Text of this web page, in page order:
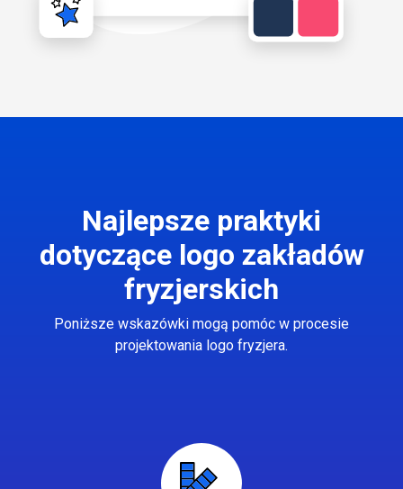
Najlepsze praktyki
dotyczące logo zakładów
fryzjerskich
Poniższe wskazówki mogą pomóc w procesie
projektowania logo fryzjera.